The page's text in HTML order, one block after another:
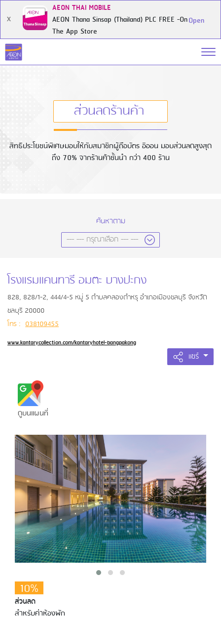
X
AEON THAI MOBILE
AEON Thana Sinsap (Thailand) PLC FREE -On
The App Store
Open
ส่วนลดร้านค้า
สิทธิประโยชน์พิเศษมอบให้กับสมาชิกผู้ถือบัตร อิออน มอบส่วนลดสูงสุด
ถึง 70% จากร้านค้าชั้นนำ กว่า 400 ร้าน
ค้นหาตาม
โรงแรมแคนทารี อมตะ บางปะกง
828, 828/1-2, 444/4-5 หมู่ 5 ตำบลคลองตำหรุ อำเภอเมืองชลบุรี จังหวัด
ชลบุรี 20000
โทร : 038109455
www.kantarycollection.com/kantaryhotel-bangpakong
แชร์
ดูบนแผนที่
10%
ส่วนลด
สำหรับค่าห้องพัก